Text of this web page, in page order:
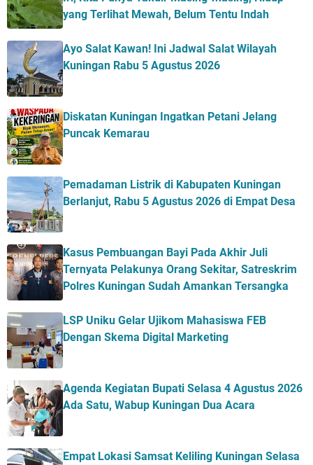
yang Terlihat Mewah, Belum Tentu Indah
Ayo Salat Kawan! Ini Jadwal Salat Wilayah
Kuningan Rabu 5 Agustus 2026
Diskatan Kuningan Ingatkan Petani Jelang
Puncak Kemarau
Pemadaman Listrik di Kabupaten Kuningan
Berlanjut, Rabu 5 Agustus 2026 di Empat Desa
Kasus Pembuangan Bayi Pada Akhir Juli
Ternyata Pelakunya Orang Sekitar, Satreskrim
Polres Kuningan Sudah Amankan Tersangka
LSP Uniku Gelar Ujikom Mahasiswa FEB
Dengan Skema Digital Marketing
Agenda Kegiatan Bupati Selasa 4 Agustus 2026
Ada Satu, Wabup Kuningan Dua Acara
Empat Lokasi Samsat Keliling Kuningan Selasa